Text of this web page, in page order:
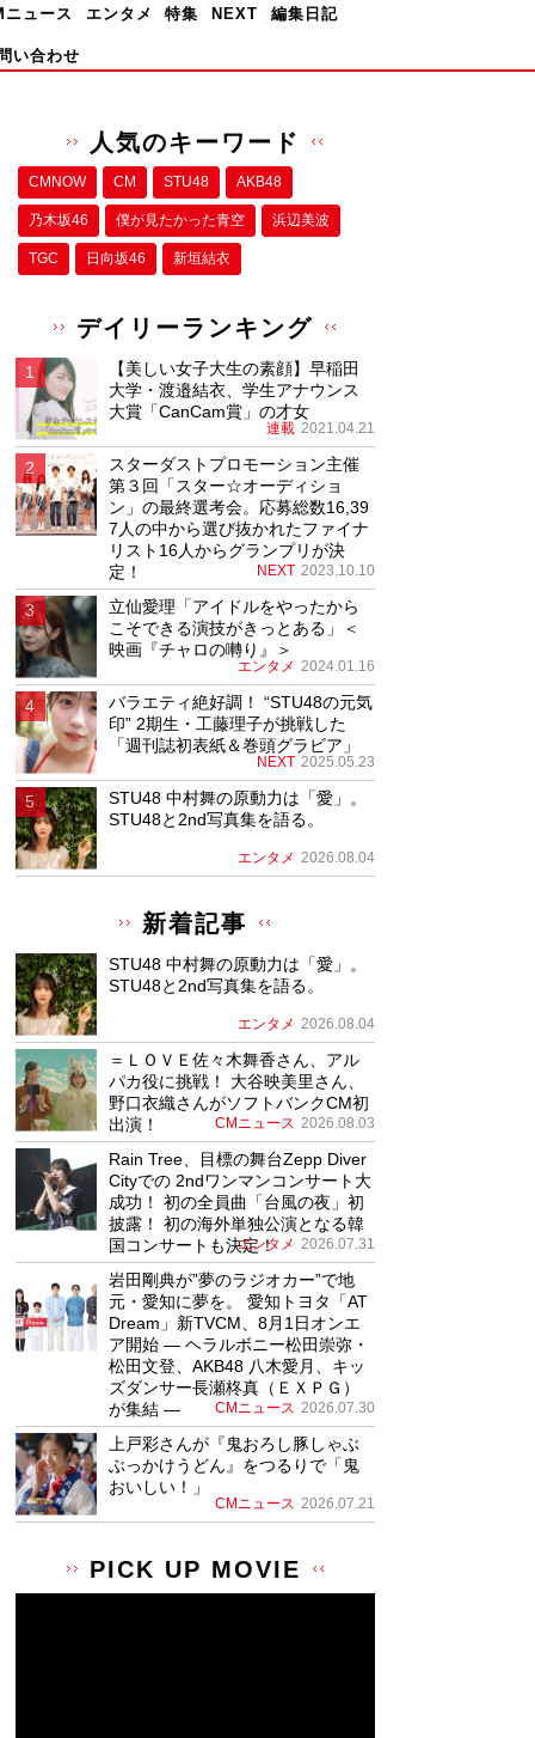
ニュース エンタメ 特集 NEXT 編集日記
い合わせ
人気のキーワード
CMNOW CM STU48 AKB48
乃木坂46 僕が⾒たかった⻘空 浜辺美波
TGC 日向坂46 新垣結衣
デイリーランキング
【美しい女子大生の素顔】早稲田
大学・渡邉結衣、学生アナウンス
大賞「CanCam賞」の才女
連載 2021.04.21
スターダストプロモーション主催
第３回「スター☆オーディショ
ン」の最終選考会。応募総数16,39
7人の中から選び抜かれたファイナ
リスト16人からグランプリが決
定！
NEXT 2023.10.10
立仙愛理「アイドルをやったから
こそできる演技がきっとある」＜
映画『チャロの囀り』＞
エンタメ 2024.01.16
バラエティ絶好調！ “STU48の元気
印” 2期生・工藤理子が挑戦した
「週刊誌初表紙＆巻頭グラビア」
NEXT 2025.05.23
STU48 中村舞の原動力は「愛」。
STU48と2nd写真集を語る。
エンタメ 2026.08.04
新着記事
STU48 中村舞の原動力は「愛」。
STU48と2nd写真集を語る。
エンタメ 2026.08.04
＝ＬＯＶＥ佐々木舞香さん、アル
パカ役に挑戦！ 大谷映美里さん、
野口衣織さんがソフトバンクCM初
出演！
CMニュース 2026.08.03
Rain Tree、目標の舞台Zepp Diver
Cityでの 2ndワンマンコンサート大
成功！ 初の全員曲「台風の夜」初
披露！ 初の海外単独公演となる韓
国コンサートも決定！
エンタメ 2026.07.31
岩田剛典が”夢のラジオカー”で地
元・愛知に夢を。 愛知トヨタ「AT
Dream」新TVCM、8月1日オンエ
ア開始 ― ヘラルボニー松田崇弥・
松田文登、AKB48 八木愛月、キッ
ズダンサー長瀬柊真（ＥＸＰＧ）
が集結 ―
CMニュース 2026.07.30
上戸彩さんが『鬼おろし豚しゃぶ
ぶっかけうどん』をつるりで「鬼
おいしい！」
CMニュース 2026.07.21
PICK UP MOVIE